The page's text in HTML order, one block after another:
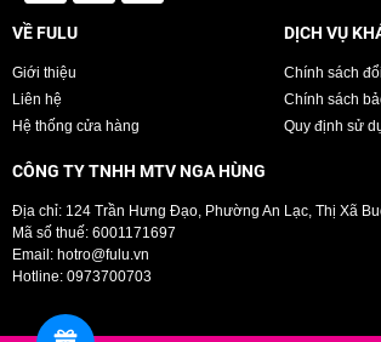
VỀ FULU
Giới thiệu
Liên hệ
Hệ thống cửa hàng
DỊCH VỤ
Chính sách
Chính sách
Quy định sử
CÔNG TY TNHH MTV NGA HÙNG
Địa chỉ: 124 Trần Hưng Đạo, Phường An Lạc, Thị Xã
Mã số thuế: 6001171697
Email: hotro@fulu.vn
Hotline: 0973700703